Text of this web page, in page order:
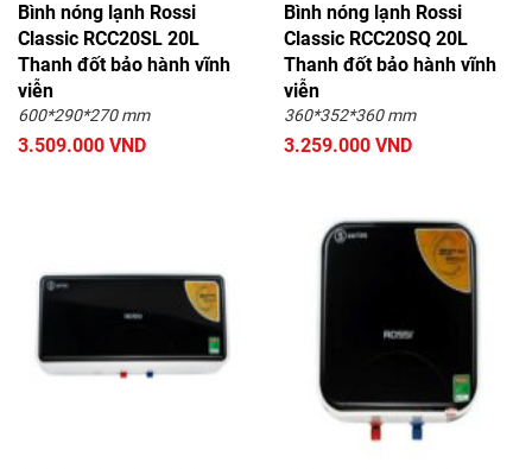
Bình nóng lạnh Rossi
Classic RCC20SL 20L
Thanh đốt bảo hành vĩnh
viễn
600*290*270 mm
3.509.000 VND
Bình nóng lạnh Rossi
Classic RCC20SQ 20L
Thanh đốt bảo hành vĩnh
viễn
360*352*360 mm
3.259.000 VND